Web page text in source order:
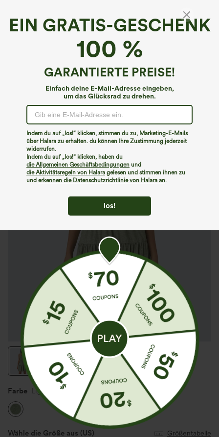
EIN GRATIS-GESCHENK
100 %
GARANTIERTE PREISE!
Einfach deine E-Mail-Adresse eingeben,
um das Glücksrad zu drehen.
Indem du auf „los!“ klicken, stimmen du zu, Marketing-E-Mails
über Halara zu erhalten. du können Ihre Zustimmung jederzeit
widerrufen.
Indem du auf „los!“ klicken, haben du
die Allgemeinen Geschäftsbedingungen und
die Aktivitätsregeln von Halara gelesen und stimmen ihnen zu
und erkennen die Datenschutzrichtlinie von Halara an.
los!
U-Ausschnitt Volant Saum Fließendes Mini
€44,95 EUR Buy 2, 10% Off | Buy 3, 20% Off
Farbe Light Green Floral Yarn
Wähle die Größe aus (US) Größentabelle